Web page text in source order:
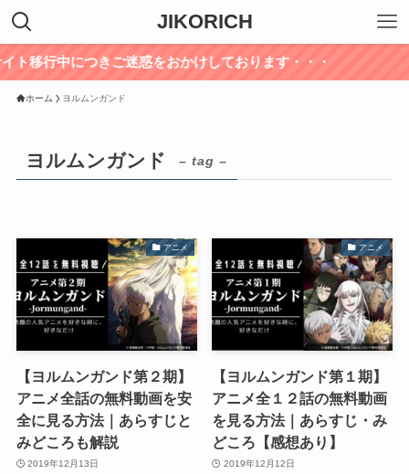
JIKORICH
移行中につきご迷惑をおかけしております・・・
ホーム ヨルムンガンド
ヨルムンガンド – tag –
アニメ
【ヨルムンガンド第２期】
アニメ全話の無料動画を安
全に見る方法｜あらすじと
みどころも解説
2019年12月13日
アニメ
【ヨルムンガンド第１期】
アニメ全１２話の無料動画
を見る方法｜あらすじ・み
どころ【感想あり】
2019年12月12日